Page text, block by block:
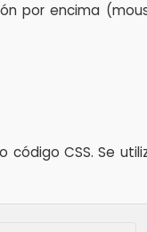
por encima
CSS. Se